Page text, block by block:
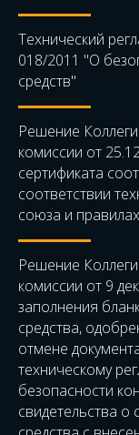
Технический
018/2011 "О
средств"
Решение
комиссии от
сертификата
соответствии
союза и
Решение
комиссии от 9
заполнения
средства,
отмене
техническому
безопасности
свидетельства о